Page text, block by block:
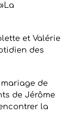
et Valérie
des
mariage de
de Jérôme
la